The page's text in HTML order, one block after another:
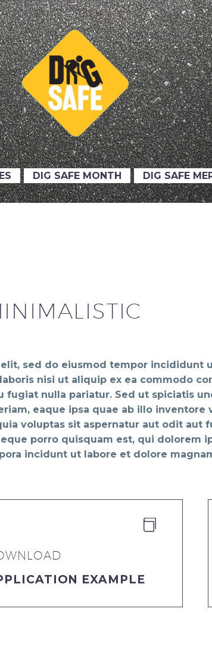
DIG SAFE MONTH DIG SAFE
sed do eiusmod tempor incididunt
nisi ut aliquip ex ea commodo
nulla pariatur. Sed ut spiciatis
eaque ipsa quae ab illo
voluptas sit aspernatur aut odit aut
porro quisquam est, qui dolorem
incidunt ut labore et dolore


EXAMPLE